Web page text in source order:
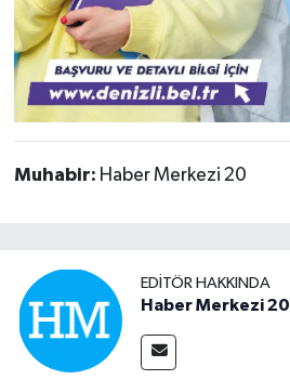
Muhabir: Haber Merkezi 20
EDITÖR HAKKINDA
Haber Merkezi 20